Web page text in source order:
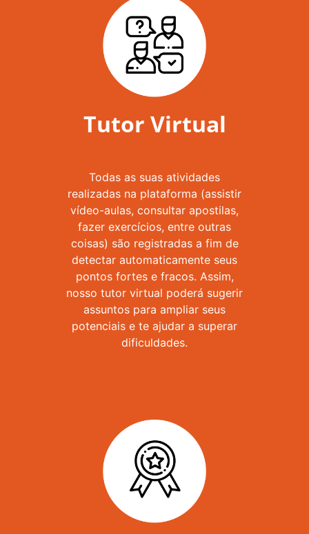
Tutor Virtual
Todas as suas atividades
realizadas na plataforma (assistir
vídeo-aulas, consultar apostilas,
fazer exercícios, entre outras
coisas) são registradas a fim de
detectar automaticamente seus
pontos fortes e fracos. Assim,
nosso tutor virtual poderá sugerir
assuntos para ampliar seus
potenciais e te ajudar a superar
dificuldades.